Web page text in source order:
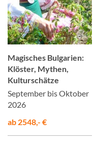
© In
Magisches Bulgarien:
Klöster, Mythen,
Kulturschätze
September bis Oktober
2026
ab 2548,- €